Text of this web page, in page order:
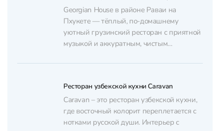
комната, так что,...
Georgian House в районе Раваи на
Пхукете — тёплый, по-домашнему
уютный грузинский ресторан с приятной
музыкой и аккуратным, чистым
кафе», без лишней помпезности: сюда
понятной, сытной кухней. Кондиционера
нет, но в зале обычно комфортно.
Главные хиты меню — хинкали: крупные,
сочные,...
Ресторан узбекской кухни Caravan
Caravan – это ресторан узбекской кухни,
где восточный колорит переплетается с
нотками русской души. Интерьер с